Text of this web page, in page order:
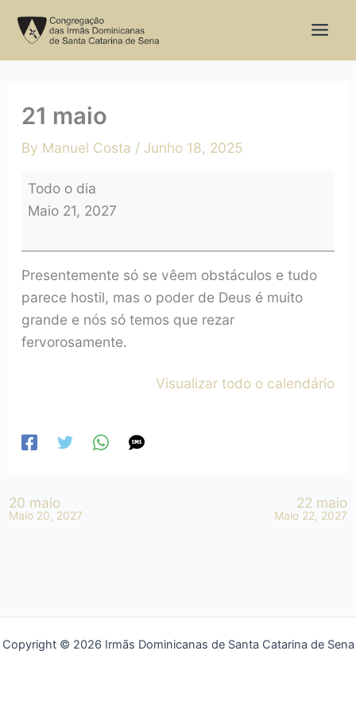
21 maio
By Manuel Costa / Junho 18, 2025
maio
Todo o dia
Maio 21, 2027
Presentemente só se vêem obstáculos e tudo
parece hostil, mas o poder de Deus é muito
grande e nós só temos que rezar
fervorosamente.
Visualizar todo o calendário
20 maio
Maio 20, 2027
22 maio
Maio 22, 2027
Copyright © 2026 Irmãs Dominicanas de Santa Catarina de Sena